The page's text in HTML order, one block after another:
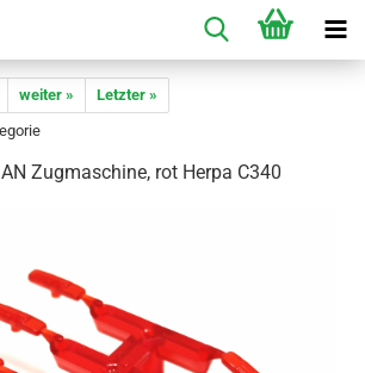
weiter »
Letzter »
Zugmaschine, rot Herpa C340